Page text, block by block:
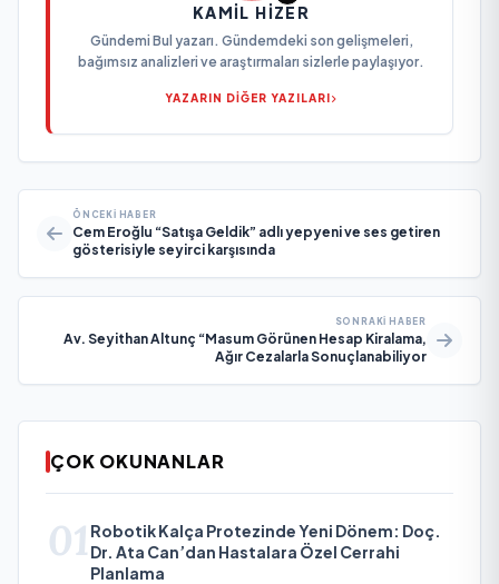
KAMIL HIZER
Gündemi Bul yazarı. Gündemdeki son gelişmeleri,
bağımsız analizleri ve araştırmaları sizlerle paylaşıyor.
YAZARIN DİĞER YAZILARI
ÖNCEKI HABER
Cem Eroğlu “Satışa Geldik” adlı yepyeni ve ses getiren
gösterisiyle seyirci karşısında
SONRAKI HABER
Av. Seyithan Altunç “Masum Görünen Hesap Kiralama,
Ağır Cezalarla Sonuçlanabiliyor
ÇOK OKUNANLAR
01 Robotik Kalça Protezinde Yeni Dönem: Doç.
Dr. Ata Can’dan Hastalara Özel Cerrahi
Planlama